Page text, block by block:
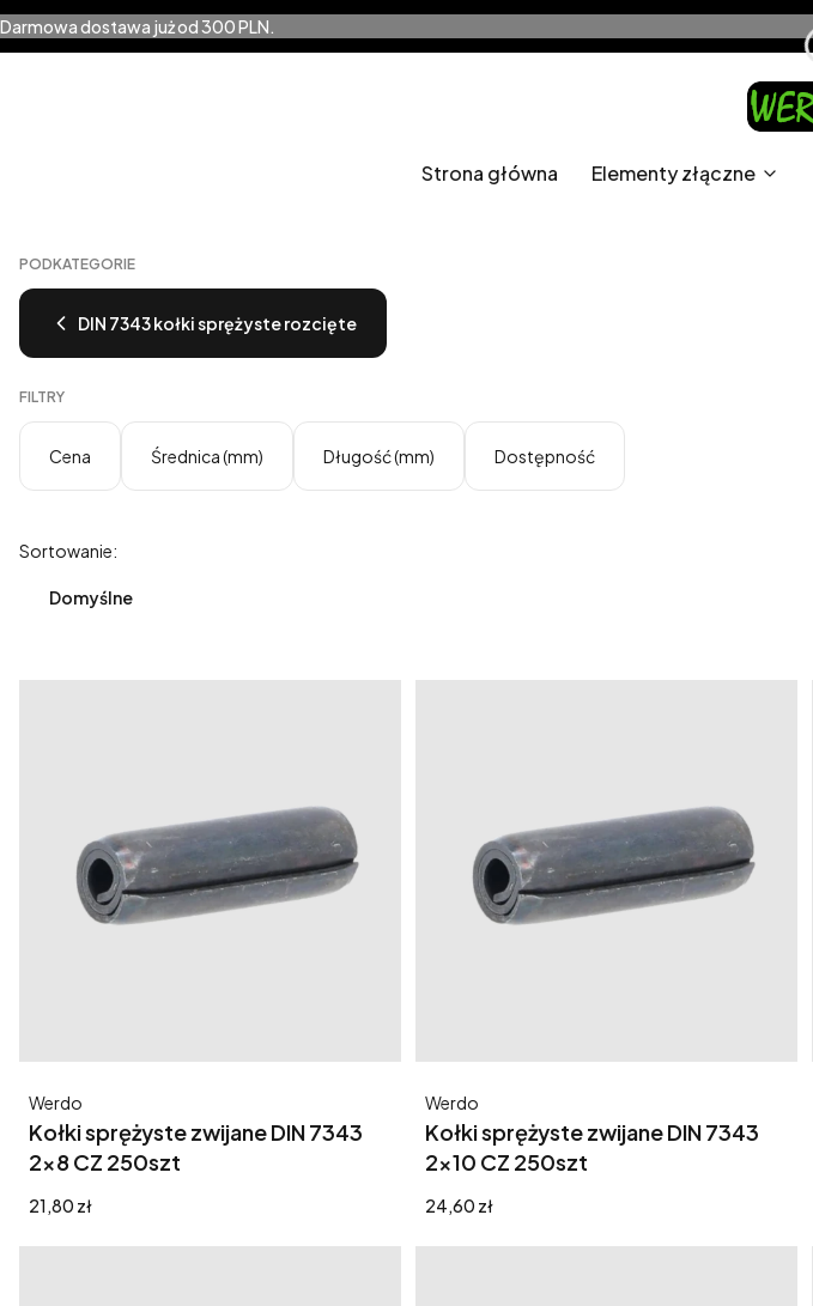
Darmowa dostawa już od 300 PLN.
Strona główna Elementy złączne
PODKATEGORIE
DIN 7343 kołki sprężyste rozcięte
FILTRY
Cena Średnica (mm) Długość (mm) Dostępność
Lista produktów
Sortowanie:
Domyślne
Kołki sprężyste zwijane DIN 7343
2x8 CZ 250szt
Producent
Werdo
Cena
21,80 zł
Kołki sprężyste zwijane DIN 7343
2x10 CZ 250szt
Producent
Werdo
Cena
24,60 zł